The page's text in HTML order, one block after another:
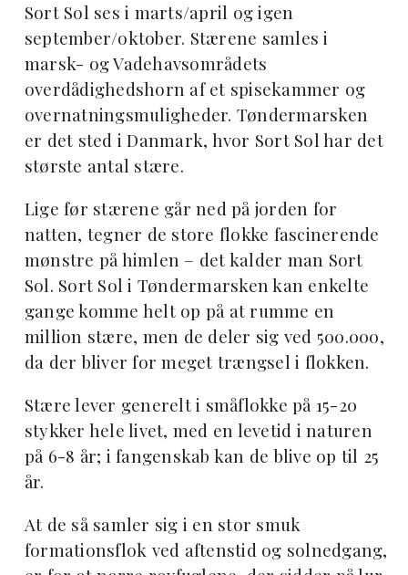
Sort Sol ses i marts/april og igen
september/oktober. Stærene samles i
marsk- og Vadehavsområdets
overdådighedshorn af et spisekammer og
overnatningsmuligheder. Tøndermarsken
er det sted i Danmark, hvor Sort Sol har det
største antal stære.
Lige før stærene går ned på jorden for
natten, tegner de store flokke fascinerende
mønstre på himlen – det kalder man Sort
Sol. Sort Sol i Tøndermarsken kan enkelte
gange komme helt op på at rumme en
million stære, men de deler sig ved 500.000,
da der bliver for meget trængsel i flokken.
Stære lever generelt i småflokke på 15-20
stykker hele livet, med en levetid i naturen
på 6-8 år; i fangenskab kan de blive op til 25
år.
At de så samler sig i en stor smuk
formationsflok ved aftenstid og solnedgang,